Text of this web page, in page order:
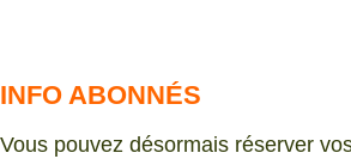
INFO ABONNÉS
Vous pouvez désormais réserver